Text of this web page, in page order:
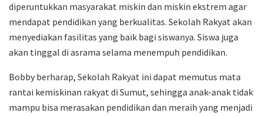
diperuntukkan masyarakat miskin dan miskin ekstrem agar
mendapat pendidikan yang berkualitas. Sekolah Rakyat akan
menyediakan fasilitas yang baik bagi siswanya. Siswa juga
akan tinggal di asrama selama menempuh pendidikan.
Bobby berharap, Sekolah Rakyat ini dapat memutus mata
rantai kemiskinan rakyat di Sumut, sehingga anak-anak tidak
mampu bisa merasakan pendidikan dan meraih yang menjadi